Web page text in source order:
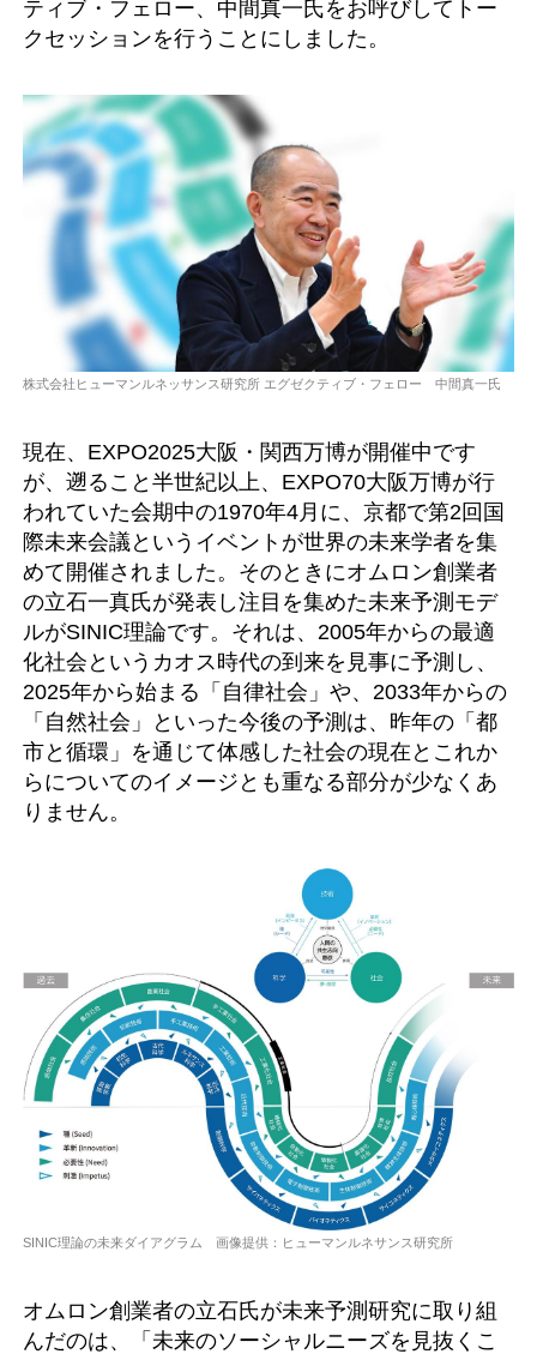
ティブ・フェロー、中間真一氏をお呼びしてトー
クセッションを行うことにしました。
株式会社ヒューマンルネッサンス研究所 エグゼクティブ・フェロー 中間真一氏
現在、EXPO2025大阪・関西万博が開催中です
が、遡ること半世紀以上、EXPO70大阪万博が行
われていた会期中の1970年4月に、京都で第2回国
際未来会議というイベントが世界の未来学者を集
めて開催されました。そのときにオムロン創業者
の立石一真氏が発表し注目を集めた未来予測モデ
ルがSINIC理論です。それは、2005年からの最適
化社会というカオス時代の到来を見事に予測し、
2025年から始まる「自律社会」や、2033年からの
「自然社会」といった今後の予測は、昨年の「都
市と循環」を通じて体感した社会の現在とこれか
らについてのイメージとも重なる部分が少なくあ
りません。
SINIC理論の未来ダイアグラム 画像提供：ヒューマンルネサンス研究所
オムロン創業者の立石氏が未来予測研究に取り組
んだのは、「未来のソーシャルニーズを見抜くこ